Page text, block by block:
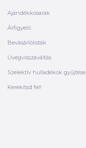
Ajándékkosarak
Árfigyelő
Bevásárlólisták
Üvegvisszaváltás
Szelektív hulladékok gyűjtése
Kerekítsd fel!